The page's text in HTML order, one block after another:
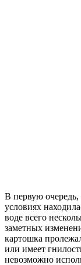
В первую очередь,
условиях
воде всего
заметных
картошка
или имеет
невозможно